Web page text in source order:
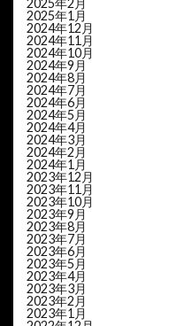
2025年1月
2024年12月
2024年11月
2024年10月
2024年9月
2024年8月
2024年7月
2024年6月
2024年5月
2024年4月
2024年3月
2024年2月
2024年1月
2023年12月
2023年11月
2023年10月
2023年9月
2023年8月
2023年7月
2023年6月
2023年5月
2023年4月
2023年3月
2023年2月
2023年1月